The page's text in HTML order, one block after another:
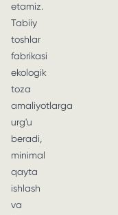
etamiz.
Tabiiy
toshlar
fabrikasi
ekologik
toza
amaliyotlarga
urg'u
beradi,
minimal
qayta
ishlash
va